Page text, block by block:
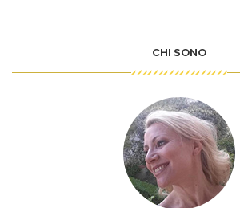
CHI SONO